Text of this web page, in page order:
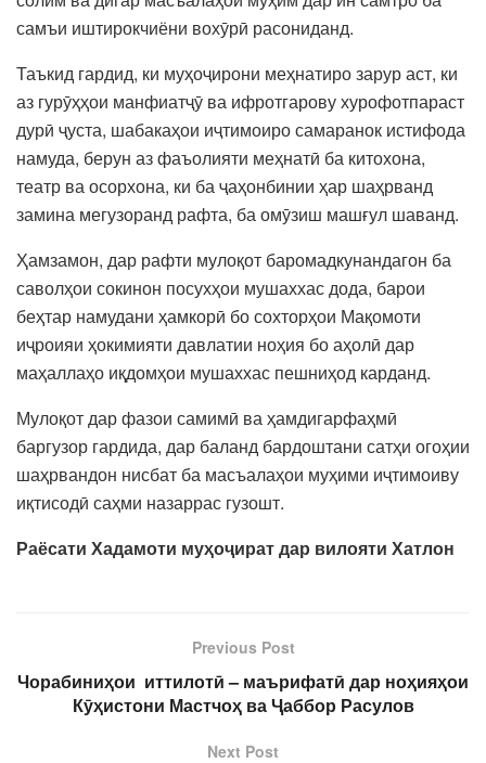
самъи иштирокчиёни вохӯрӣ расониданд.
Таъкид гардид, ки муҳоҷирони меҳнатиро зарур аст, ки
аз гурӯҳҳои манфиатҷӯ ва ифротгарову хурофотпараст
дурӣ ҷуста, шабакаҳои иҷтимоиро самаранок истифода
намуда, берун аз фаъолияти меҳнатӣ ба китохона,
театр ва осорхона, ки ба ҷаҳонбинии ҳар шаҳрванд
замина мегузоранд рафта, ба омӯзиш машғул шаванд.
Ҳамзамон, дар рафти мулоқот баромадкунандагон ба
саволҳои сокинон посухҳои мушаххас дода, барои
беҳтар намудани ҳамкорӣ бо сохторҳои Мақомоти
иҷроияи ҳокимияти давлатии ноҳия бо аҳолӣ дар
маҳаллаҳо иқдомҳои мушаххас пешниҳод карданд.
Мулоқот дар фазои самимӣ ва ҳамдигарфаҳмӣ
баргузор гардида, дар баланд бардоштани сатҳи огоҳии
шаҳрвандон нисбат ба масъалаҳои муҳими иҷтимоиву
иқтисодӣ саҳми назаррас гузошт.
Раёсати Хадамоти муҳоҷират дар вилояти Хатлон
Previous Post
Чорабиниҳои иттилотӣ – маърифатӣ дар ноҳияҳои
Кӯҳистони Мастчоҳ ва Ҷаббор Расулов
Next Post